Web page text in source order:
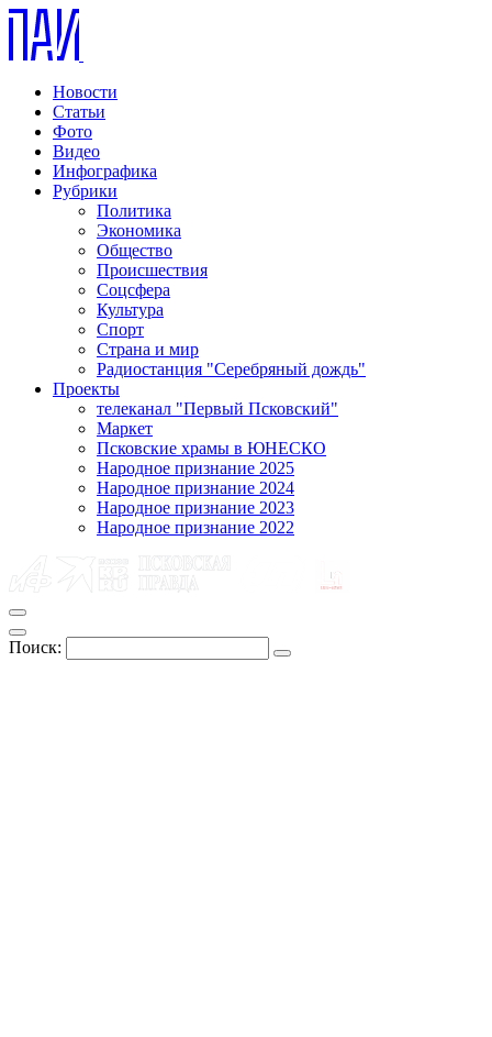
Новости
Статьи
Фото
Видео
Инфографика
Рубрики
Политика
Экономика
Общество
Происшествия
Соцсфера
Культура
Спорт
Страна и мир
Радиостанция "Серебряный дождь"
Проекты
телеканал "Первый Псковский"
Маркет
Псковские храмы в ЮНЕСКО
Народное признание 2025
Народное признание 2024
Народное признание 2023
Народное признание 2022
Поиск: